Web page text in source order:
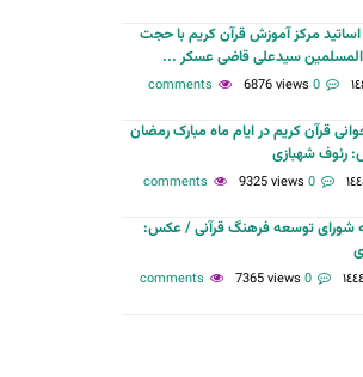
اساتید مرکز آموزش قرآن کریم با حجت
المسلمین سیدعلی قاضی عسکر ...
0 comments
6876 views
قرآن کریم در ایام ماه مبارک رمضان
٠٧ 0 comments
9325 views
شورای توسعه فرهنگ قرآنی / عکس:
٢٩ 0 comments
7365 views